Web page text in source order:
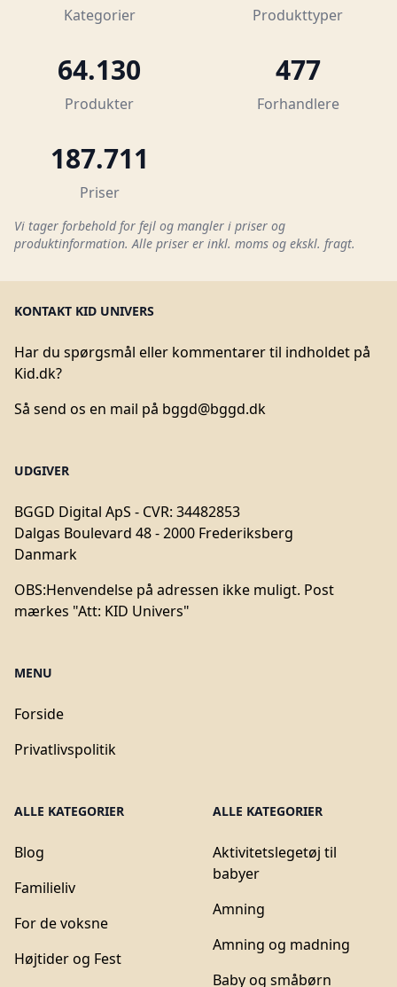
Kategorier Produkttyper
64.130
Produkter
477
Forhandlere
187.711
Priser
Vi tager forbehold for fejl og mangler i priser og
produktinformation. Alle priser er inkl. moms og ekskl. fragt.
KONTAKT KID UNIVERS
Har du spørgsmål eller kommentarer til indholdet på
Kid.dk?
Så send os en mail på bggd@bggd.dk
UDGIVER
BGGD Digital ApS - CVR: 34482853
Dalgas Boulevard 48 - 2000 Frederiksberg
Danmark
OBS:Henvendelse på adressen ikke muligt. Post
mærkes "Att: KID Univers"
MENU
Forside
Privatlivspolitik
ALLE KATEGORIER
Blog
Familieliv
For de voksne
Højtider og Fest
ALLE KATEGORIER
Aktivitetslegetøj til
babyer
Amning
Amning og madning
Baby og småbørn